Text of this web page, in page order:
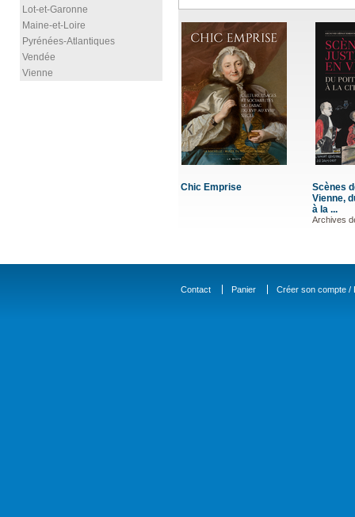
Lot-et-Garonne
Maine-et-Loire
Pyrénées-Atlantiques
Vendée
Vienne
La Pointe de Chassiron
Naufrages
d'Yeu (Tome II)
COLLIN Pascal
Contact Panier Créer son compte /